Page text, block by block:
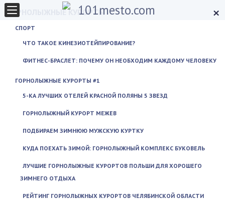
×
ГОРНОЛЫЖНЫЕ КУРОРТЫ
СПОРТ
ЧТО ТАКОЕ КИНЕЗИОТЕЙПИРОВАНИЕ?
ФИТНЕС-БРАСЛЕТ: ПОЧЕМУ ОН НЕОБХОДИМ КАЖДОМУ ЧЕЛОВЕКУ
ГОРНОЛЫЖНЫЕ КУРОРТЫ #1
5-КА ЛУЧШИХ ОТЕЛЕЙ КРАСНОЙ ПОЛЯНЫ 5 ЗВЕЗД
ГОРНОЛЫЖНЫЙ КУРОРТ МЕЖЕВ
ПОДБИРАЕМ ЗИМНЮЮ МУЖСКУЮ КУРТКУ
КУДА ПОЕХАТЬ ЗИМОЙ: ГОРНОЛЫЖНЫЙ КОМПЛЕКС БУКОВЕЛЬ
ЛУЧШИЕ ГОРНОЛЫЖНЫЕ КУРОРТОВ ПОЛЬШИ ДЛЯ ХОРОШЕГО
ЗИМНЕГО ОТДЫХА
РЕЙТИНГ ГОРНОЛЫЖНЫХ КУРОРТОВ ЧЕЛЯБИНСКОЙ ОБЛАСТИ